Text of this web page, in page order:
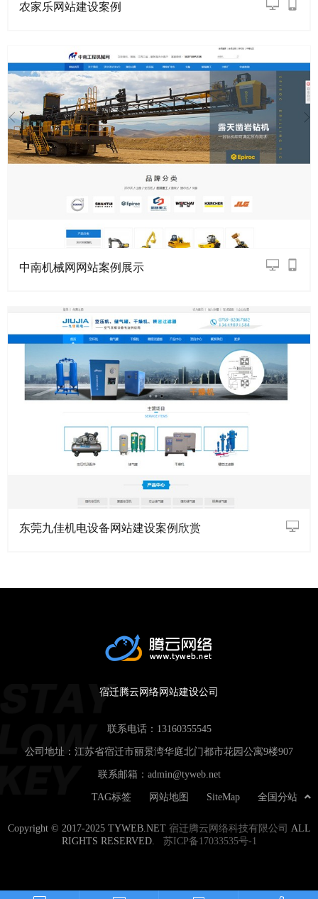
农家乐网站建设案例
中南机械网网站案例展示
东莞九佳机电设备网站建设案例欣赏
宿迁腾云网络网站建设公司
联系电话： 13160355545
公司地址：江苏省宿迁市丽景湾华庭北门都市花园公寓9楼907
联系邮箱： admin@tyweb.net
全国分站
SiteMap
网站地图
TAG标签
Copyright © 2017-2025 TYWEB.NET 宿迁腾云网络科技有限公司
ALL
RIGHTS RESERVED. 苏ICP备17033535号-1